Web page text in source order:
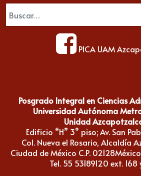
PICA UAM
Posgrado Integral en Ciencias
Universidad Autónoma
Unidad
Edificio “H” 3° piso; Av. San
Col. Nueva el Rosario, Alcaldía
Ciudad de México C.P.
Tel. 55 53189120 ext. 168